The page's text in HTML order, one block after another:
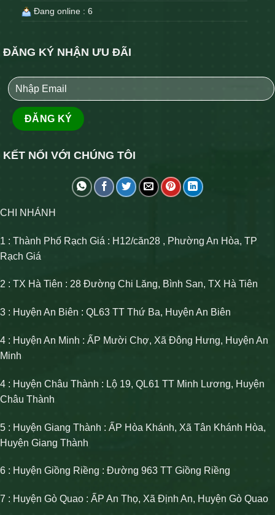
Đang online : 6
ĐĂNG KÝ NHẬN ƯU ĐÃI
KẾT NỐI VỚI CHÚNG TÔI
CHI NHÁNH
1 : Thành Phố Rạch Giá : H12/căn28 , Phường An Hòa, TP
Rạch Giá
2 : TX Hà Tiên : 28 Đường Chi Lăng, Bình San, TX Hà Tiên
3 : Huyện An Biên : QL63 TT Thứ Ba, Huyện An Biên
4 : Huyện An Minh : ẤP Mười Chợ, Xã Đông Hưng, Huyện An
Minh
4 : Huyện Châu Thành : Lộ 19, QL61 TT Minh Lương, Huyện
Châu Thành
5 : Huyện Giang Thành : ẤP Hòa Khánh, Xã Tân Khánh Hòa,
Huyện Giang Thành
6 : Huyện Giồng Riềng : Đường 963 TT Giồng Riềng
7 : Huyện Gò Quao : ẤP An Thọ, Xã Định An, Huyện Gò Quao